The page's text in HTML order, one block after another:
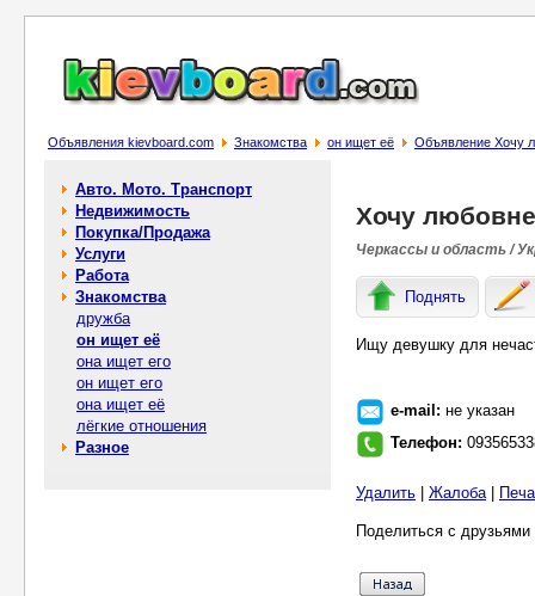
Объявления kievboard.com Знакомства он ищет её Объявление Хочу
Авто. Мото. Транспорт
Недвижимость
Покупка/Продажа
Услуги
Работа
Знакомства
дружба
он ищет её
она ищет его
он ищет его
она ищет её
лёгкие отношения
Разное
Хочу
Черкассы и область /
Поднять
Ищу девушку для
e-mail: не указан
Телефон:
Удалить Жалоба|
Поделиться с